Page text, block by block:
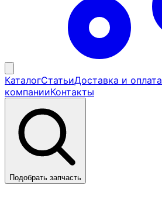
КаталогСтатьиДоставка и оплата
компанииКонтакты
Подобрать запчасть